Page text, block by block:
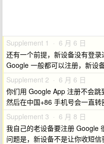
Supplement 1 · 6 月 6 日
还有一个前提，新设备没有登
Google 一般都可以注册，新设
Supplement 2 · 6 月 6 日
你们用 Google App 注册不会跳
然后在中国+86 手机号会一直转
Supplement 3 · 6 月 8 日
我自己的老设备要注册 Google
问题是，新设备不是让你收短